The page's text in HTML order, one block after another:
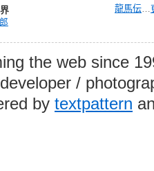
龍馬伝…
the web since
/
by textpattern